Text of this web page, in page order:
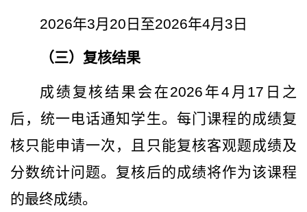
2026年3月 20 日至2026年4月 3 日
（三）复核结果
成绩复核结果会在2026 年4 月 17 日之
后，统一电话通知学生。每门课程的成绩复
核只能申请一次，且只能复核客观题成绩及
分数统计问题。复核后的成绩将作为该课程
的最终成绩。